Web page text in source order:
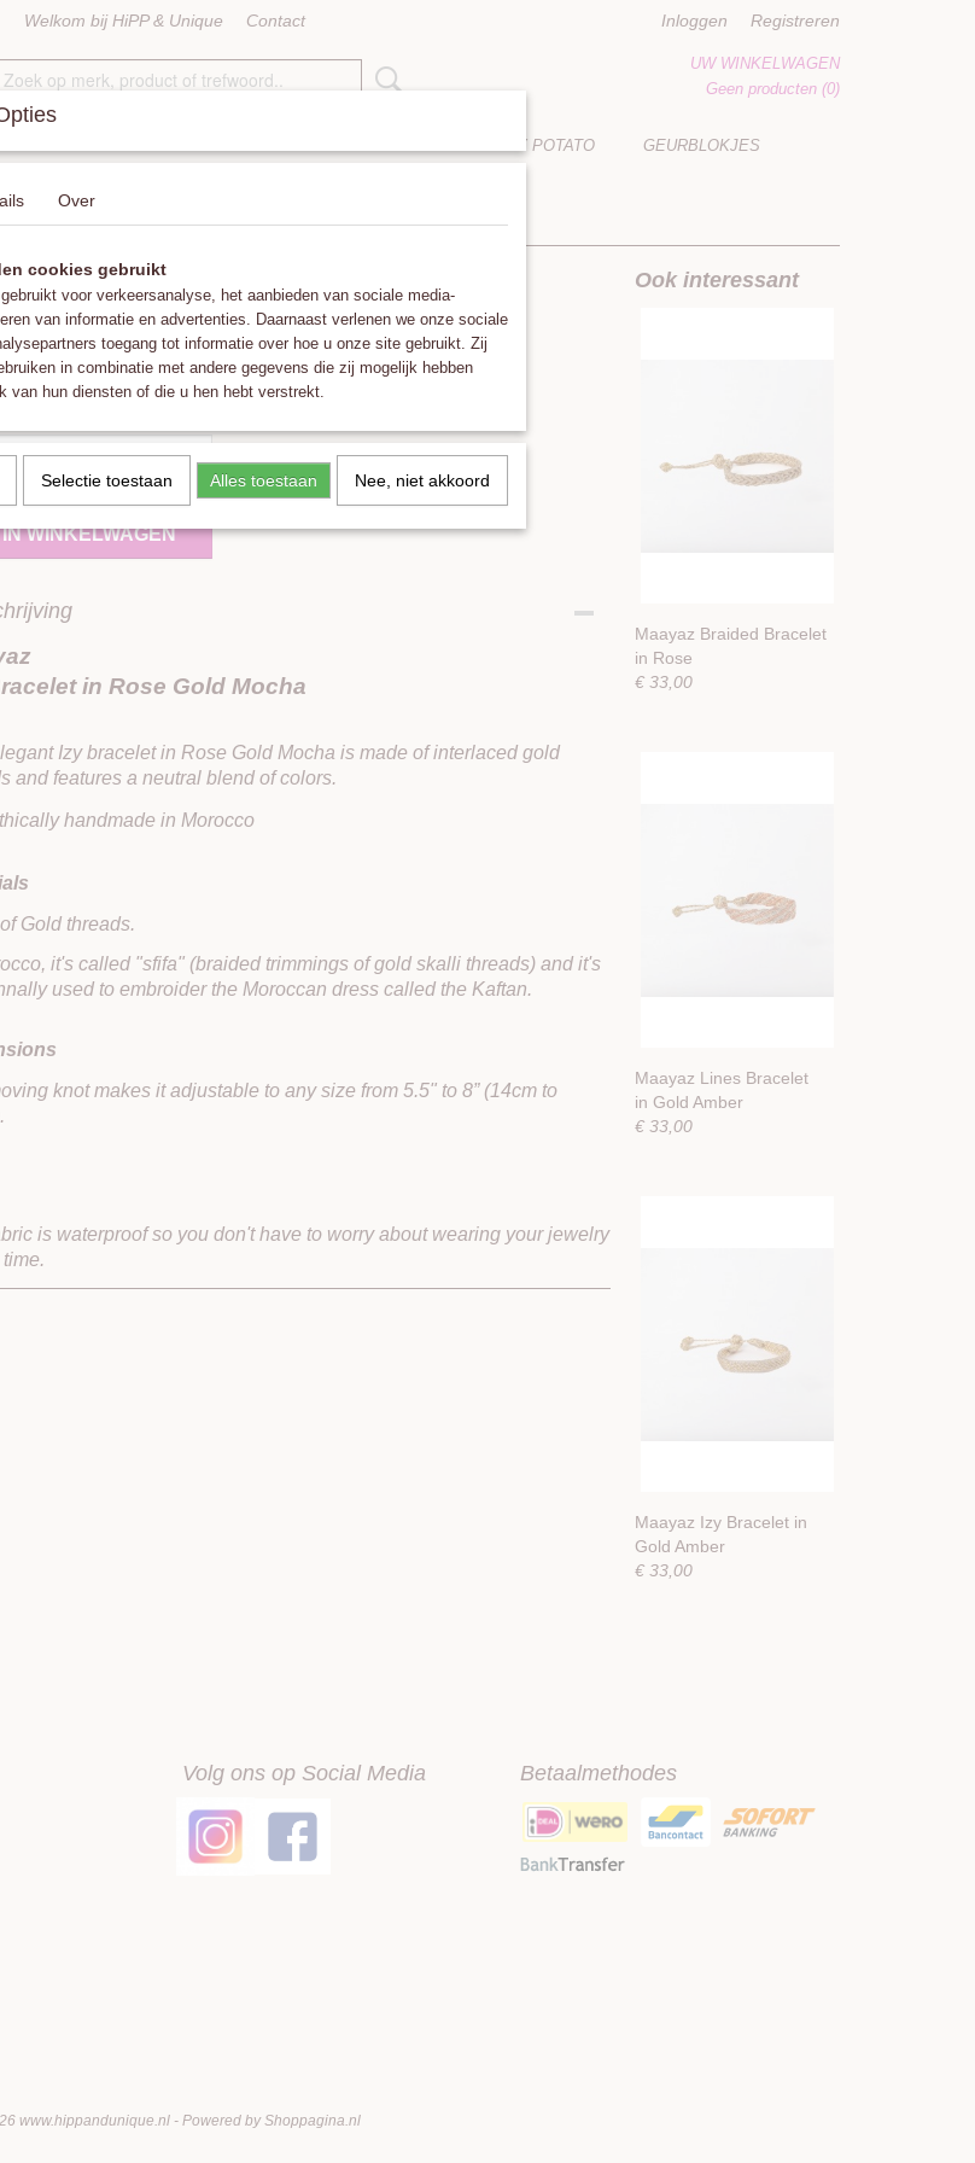
Welkom bij HiPP & Unique Contact Inloggen Registreren
UW WINKELWAGEN
Geen producten (0)
LUCKY POTATO GEURBLOKJES
Mocha
Izy Bracelet in Rose Gold Mocha
(inclusief btw 21%)
IN WINKELWAGEN
in Rose Gold Mocha
Izy bracelet in Rose Gold Mocha is made of interlaced gold
and features a neutral blend of colors.
handmade in Morocco
Gold threads.
it's called "sfifa" (braided trimmings of gold skalli threads) and it's
used to embroider the Moroccan dress called the Kaftan.
knot makes it adjustable to any size from 5.5" to 8” (14cm to
is waterproof so you don't have to worry about wearing your jewelry
Ook interessant
Maayaz Braided Bracelet
in Rose
€ 33,00
Maayaz Lines Bracelet
in Gold Amber
€ 33,00
Maayaz Izy Bracelet in
Gold Amber
€ 33,00
Volg ons op Social Media Betaalmethodes
www.hippandunique.nl - Powered by Shoppagina.nl
Over
cookies gebruikt
voor verkeersanalyse, het aanbieden van sociale media-
van informatie en advertenties. Daarnaast verlenen we onze sociale
toegang tot informatie over hoe u onze site gebruikt. Zij
in combinatie met andere gegevens die zij mogelijk hebben
van hun diensten of die u hen hebt verstrekt.
Selectie toestaan Alles toestaan Nee, niet akkoord